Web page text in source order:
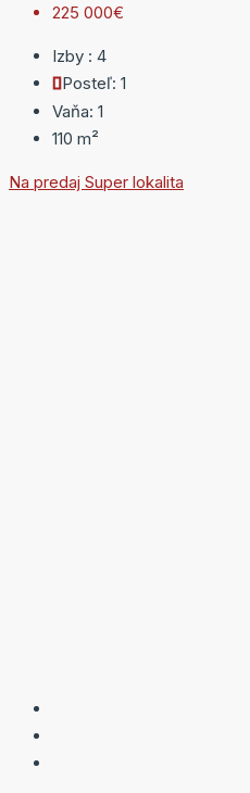
225 000€
Izby : 4
Posteľ: 1
Vaňa: 1
110 m²
Na predaj Super lokalita